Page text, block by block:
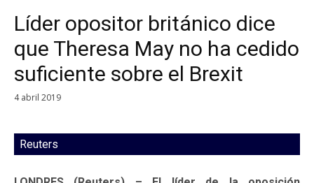
Líder opositor británico dice
que Theresa May no ha cedido
suficiente sobre el Brexit
4 abril 2019
Reuters